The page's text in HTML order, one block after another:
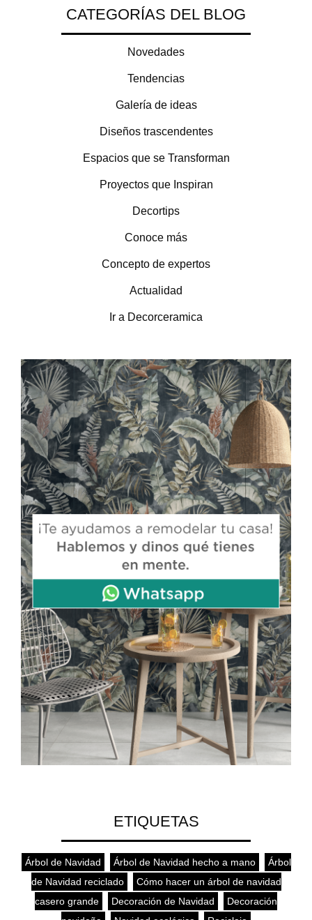
CATEGORÍAS DEL BLOG
Novedades
Tendencias
Galería de ideas
Diseños trascendentes
Espacios que se Transforman
Proyectos que Inspiran
Decortips
Conoce más
Concepto de expertos
Actualidad
Ir a Decorceramica
ETIQUETAS
Árbol de Navidad Árbol de Navidad hecho a mano
Árbol
de Navidad reciclado
Cómo hacer un árbol de navidad
casero grande
Decoración de Navidad
Decoración